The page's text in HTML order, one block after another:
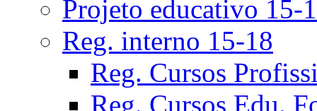
Projeto educativo 15-
Reg. interno 15-18
Reg. Cursos
Reg. Cursos Edu.